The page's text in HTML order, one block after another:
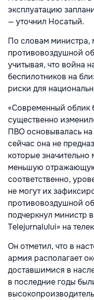
эксплуатацию
— уточнил Носатый.
По словам министра,
противовоздушной
учитывая, что война
беспилотников на
риски для
«Современный облик
существенно
ПВО основывалась на
сейчас она не
которые
меньшую
соответственно,
не могут их
противовоздушной
подчеркнул министр
Telejurnalului» на
Он отметил, что в
армия располагает
доставшимися в
в последние годы